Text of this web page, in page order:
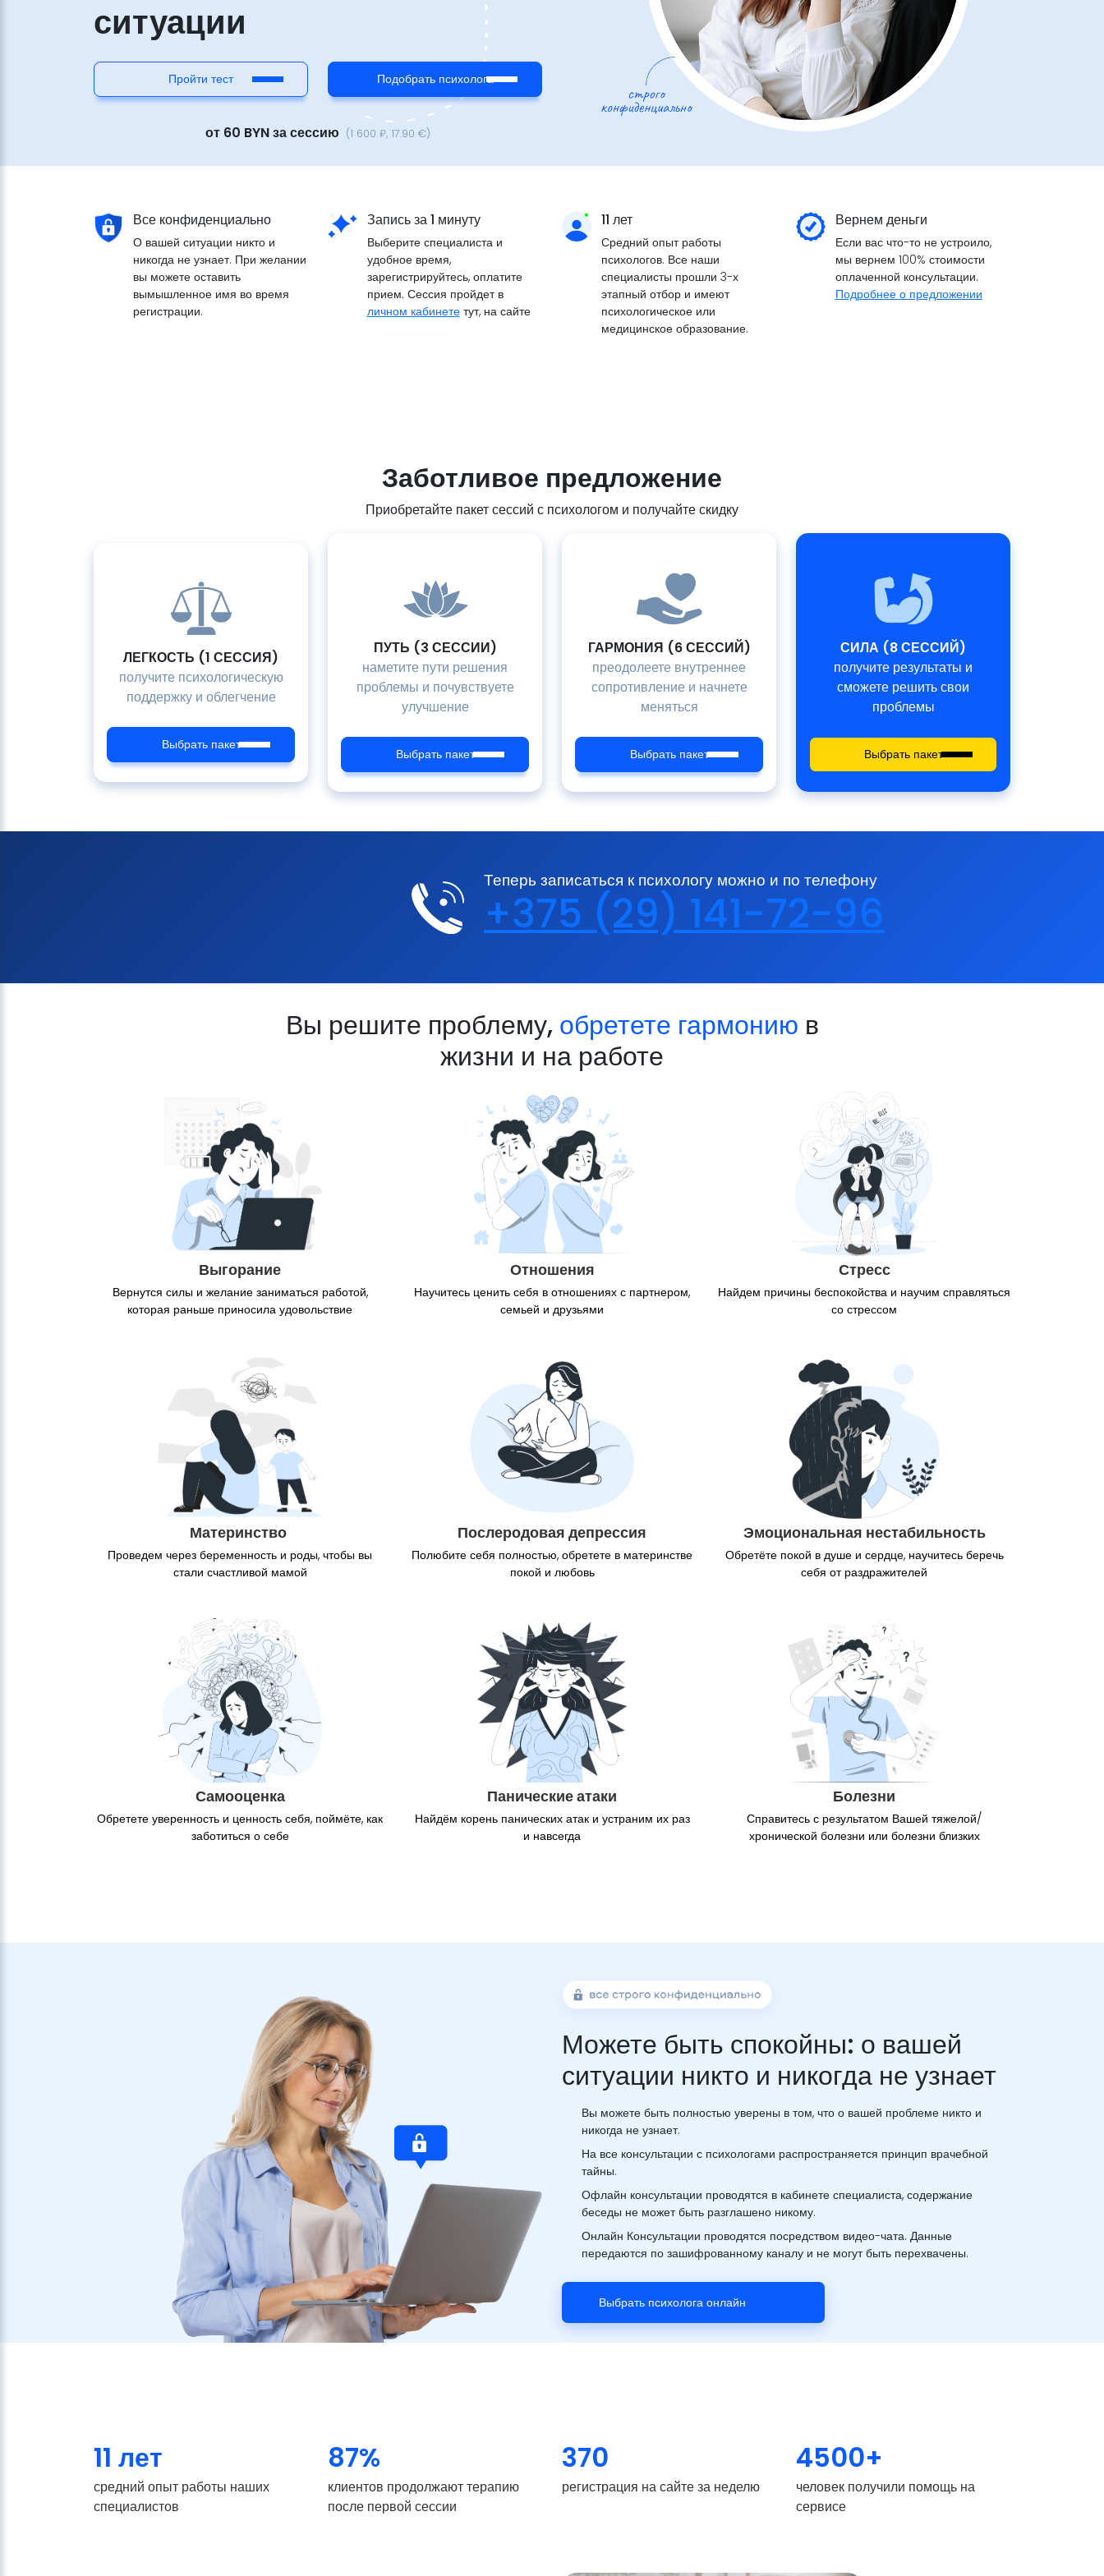
ситуации
Пройти тест Подобрать психолога
от 60 BYN за сессию (1 600 ₽, 17.90 €)
Все конфиденциально
О вашей ситуации никто и
никогда не узнает. При желании
вы можете оставить
вымышленное имя во время
регистрации.
Запись за 1 минуту
Выберите специалиста и
удобное время,
зарегистрируйтесь, оплатите
прием. Сессия пройдет в
личном кабинететут, на сайте
11 лет
Средний опыт работы
психологов. Все наши
специалисты прошли 3-х
этапный отбор и имеют
психологическое или
медицинское образование.
Вернем деньги
Если вас что-то не устроило,
мы вернем 100% стоимости
оплаченной консультации.
Подробнее о предложении
Заботливое предложение
Приобретайте пакет сессий с психологом и получайте скидку
ЛЕГКОСТЬ (1 СЕССИЯ)
получите психологическую
поддержку и облегчение
Выбрать пакет
ПУТЬ (3 СЕССИИ)
наметите пути решения
проблемы и почувствуете
улучшение
Выбрать пакет
ГАРМОНИЯ (6 СЕССИЙ)
преодолеете внутреннее
сопротивление и начнете
меняться
Выбрать пакет
СИЛА (8 СЕССИЙ)
получите результаты и
сможете решить свои
проблемы
Выбрать пакет
Теперь записаться к психологу можно и по телефону
+375 (29) 141-72-96
Вы решите проблему, обретете гармонию в
жизни и на работе
Выгорание
Вернутся силы и желание заниматься работой,
которая раньше приносила удовольствие
Отношения
Научитесь ценить себя в отношениях с партнером,
семьей и друзьями
Стресс
Найдем причины беспокойства и научим справляться
со стрессом
Материнство
Проведем через беременность и роды, чтобы вы
стали счастливой мамой
Послеродовая депрессия
Полюбите себя полностью, обретете в материнстве
покой и любовь
Эмоциональная нестабильность
Обретёте покой в душе и сердце, научитесь беречь
себя от раздражителей
Самооценка
Обретете уверенность и ценность себя, поймёте, как
заботиться о себе
Панические атаки
Найдём корень панических атак и устраним их раз
и навсегда
Болезни
Справитесь с результатом Вашей тяжелой/
хронической болезни или болезни близких
Можете быть спокойны: о вашей
ситуации никто и никогда не узнает
Вы можете быть полностью уверены в том, что о вашей проблеме никто и
никогда не узнает.
На все консультации с психологами распространяется принцип врачебной
тайны.
Офлайн консультации проводятся в кабинете специалиста, содержание
беседы не может быть разглашено никому.
Онлайн Консультации проводятся посредством видео-чата. Данные
передаются по зашифрованному каналу и не могут быть перехвачены.
Выбрать психолога онлайн
11 лет
средний опыт работы наших
специалистов
87%
клиентов продолжают терапию
после первой сессии
370
регистрация на сайте за неделю
4500+
человек получили помощь на
сервисе